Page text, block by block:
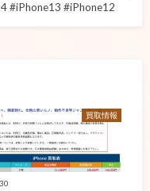
#iPhone13 #iPhone12
買取情報